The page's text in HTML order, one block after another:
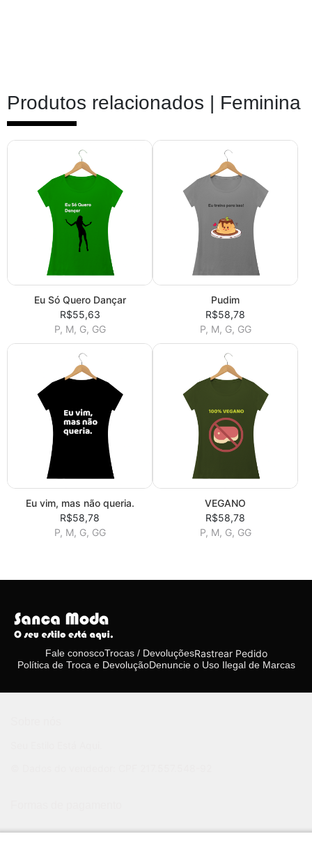
Produtos relacionados | Feminina
Eu Só Quero Dançar
R$55,63
P, M, G, GG
Pudim
R$58,78
P, M, G, GG
Eu vim, mas não queria.
R$58,78
P, M, G, GG
VEGANO
R$58,78
P, M, G, GG
Fale conoscoTrocas / DevoluçõesRastrear Pedido
Política de Troca e DevoluçãoDenuncie o Uso Ilegal de Marcas